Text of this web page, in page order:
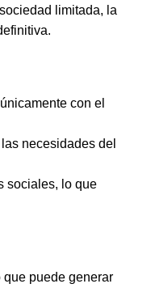
limitada, la
con el
necesidades del
sociales, lo que
puede generar